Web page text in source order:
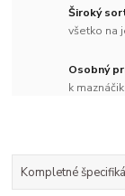
Široký
všetko na
Osobný
k
Kompletné